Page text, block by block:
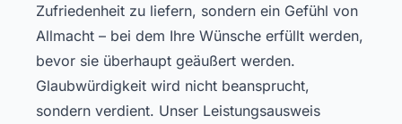
Zufriedenheit zu liefern, sondern ein Gefühl von
Allmacht – bei dem Ihre Wünsche erfüllt werden,
bevor sie überhaupt geäußert werden.
Glaubwürdigkeit wird nicht beansprucht,
sondern verdient. Unser Leistungsausweis